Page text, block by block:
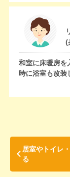
(
和室に床暖房を
時に浴室も改装
居室やトイレ
る